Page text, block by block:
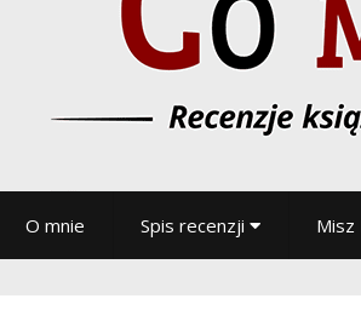
O mnie Spis recenzji Misz